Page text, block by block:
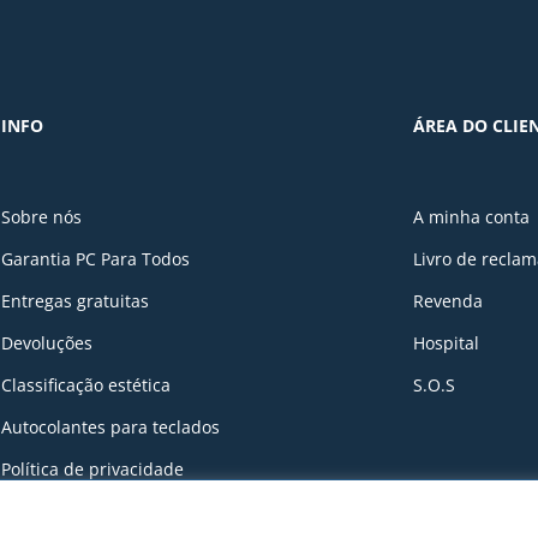
INFO
Sobre nós
Garantia PC Para Todos
Entregas gratuitas
Devoluções
Classificação estética
Autocolantes para teclados
Política de privacidade
ÁREA DO
A minha conta
Livro de
Revenda
Hospital
S.O.S